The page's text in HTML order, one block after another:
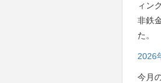
ィン
非鉄
た。
2026
今月